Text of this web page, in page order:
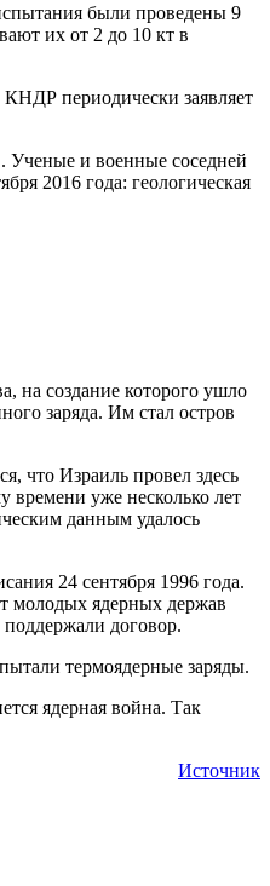
были проведены 9
их от 2 до 10 кт в
периодически заявляет
Ученые и военные соседней
2016 года: геологическая
на создание которого ушло
заряда. Им стал остров
что Израиль провел здесь
уже несколько лет
данным удалось
24 сентября 1996 года.
молодых ядерных держав
договор.
термоядерные заряды.
ядерная война. Так
Источник